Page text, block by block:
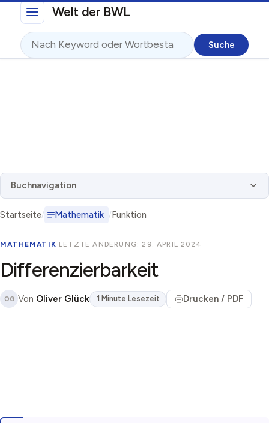
Direkt zum InhaltWelt der BWL
Suche
Buchnavigation
Startseite Mathematik Funktion
MATHEMATIK· LETZTE ÄNDERUNG: 29. APRIL 2024
Differenzierbarkeit
OG Von Oliver Glück 1 Minute Lesezeit Drucken / PDF